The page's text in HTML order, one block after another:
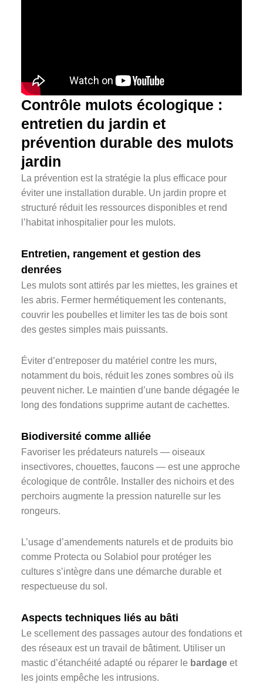
Contrôle mulots écologique :
entretien du jardin et
prévention durable des mulots
jardin
La prévention est la stratégie la plus efficace pour
éviter une installation durable. Un jardin propre et
structuré réduit les ressources disponibles et rend
l’habitat inhospitalier pour les mulots.
Entretien, rangement et gestion des
denrées
Les mulots sont attirés par les miettes, les graines et
les abris. Fermer hermétiquement les contenants,
couvrir les poubelles et limiter les tas de bois sont
des gestes simples mais puissants.
Éviter d’entreposer du matériel contre les murs,
notamment du bois, réduit les zones sombres où ils
peuvent nicher. Le maintien d’une bande dégagée le
long des fondations supprime autant de cachettes.
Biodiversité comme alliée
Favoriser les prédateurs naturels — oiseaux
insectivores, chouettes, faucons — est une approche
écologique de contrôle. Installer des nichoirs et des
perchoirs augmente la pression naturelle sur les
rongeurs.
L’usage d’amendements naturels et de produits bio
comme Protecta ou Solabiol pour protéger les
cultures s’intègre dans une démarche durable et
respectueuse du sol.
Aspects techniques liés au bâti
Le scellement des passages autour des fondations et
des réseaux est un travail de bâtiment. Utiliser un
mastic d’étanchéité adapté ou réparer le bardage et
les joints empêche les intrusions.